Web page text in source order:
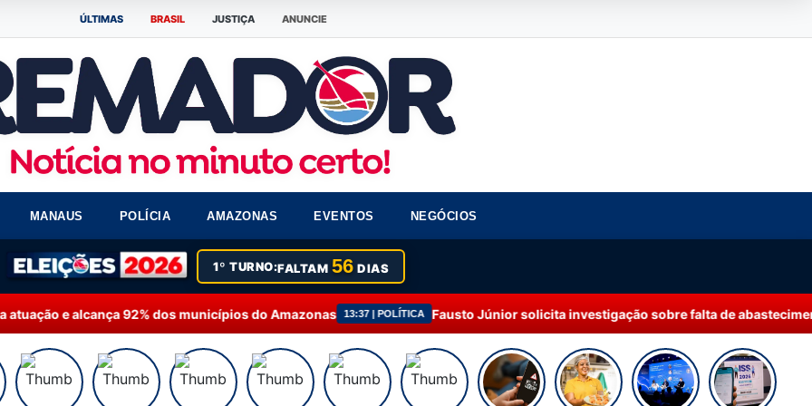
ÚLTIMAS BRASIL JUSTIÇA ANUNCIE
MANAUS POLÍCIA AMAZONAS EVENTOS NEGÓCIOS
1º TURNO:FALTAM 56 DIAS
dos municípios do Amazonas 13:37 | POLÍTICA Fausto Júnior solicita investigação sobre falta de abastecimento de água em Manaus